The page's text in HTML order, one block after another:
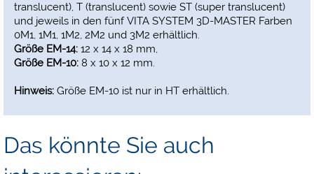
translucent), T (translucent) sowie ST (super translucent)
und jeweils in den fünf VITA SYSTEM 3D-MASTER Farben
0M1, 1M1, 1M2, 2M2 und 3M2 erhältlich.
Größe EM-14: 12 x 14 x 18 mm,
Größe EM-10: 8 x 10 x 12 mm.
Hinweis: Größe EM-10 ist nur in HT erhältlich.
Das könnte Sie auch